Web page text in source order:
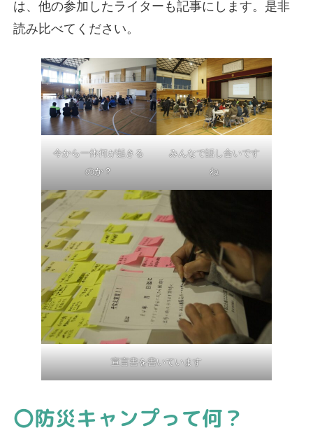
は、他の参加したライターも記事にします。是非
読み比べてください。
今から一体何が起きる
のか？
みんなで話し合いです
ね
宣言書を書いています
〇防災キャンプって何？